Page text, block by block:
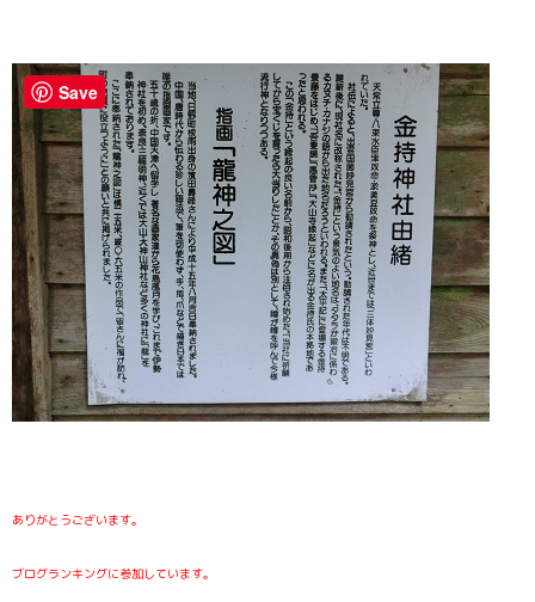
ありがとうございます。
ブログランキングに参加しています。
Save